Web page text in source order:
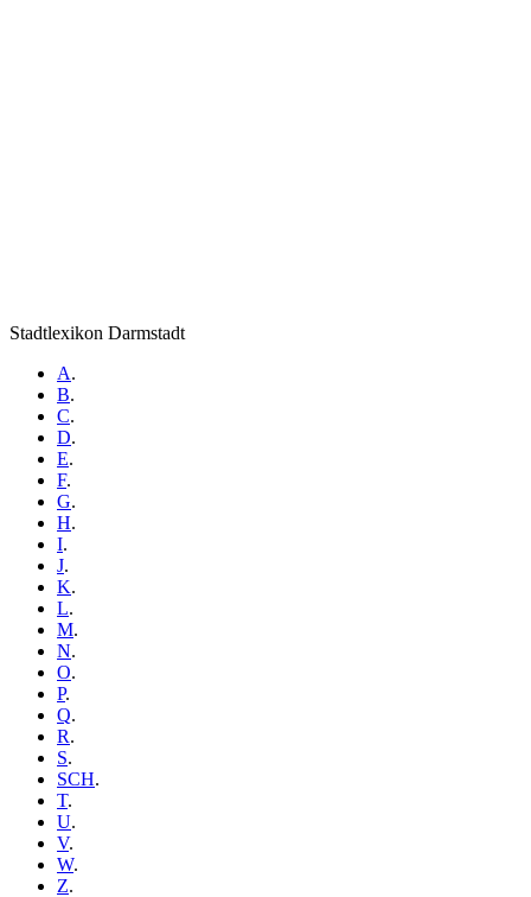
Stadtlexikon Darmstadt
A.
B.
C.
D.
E.
F.
G.
H.
I.
J.
K.
L.
M.
N.
O.
P.
Q.
R.
S.
SCH.
T.
U.
V.
W.
Z.